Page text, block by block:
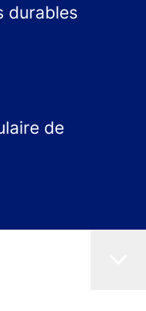
durables
de